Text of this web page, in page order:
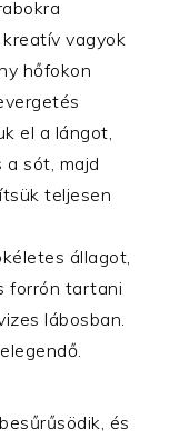
vagyok
hőfokon
el a lángot,
sót, majd
teljesen
állagot,
forrón tartani
lábosban.
és